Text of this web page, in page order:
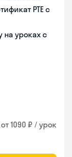
PTE с
на уроках с
от 1090 ₽ / урок